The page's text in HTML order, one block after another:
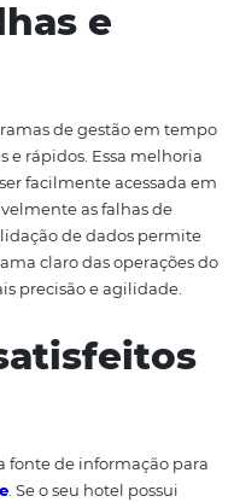
real é possível fazer a
alta taxa de
financeiro do hotel.
é mais fácil de
estão acontecendo,
e golpes.
e
programas de gestão